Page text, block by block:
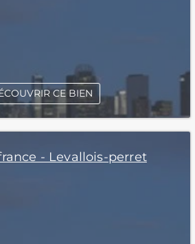
CE BIEN
- Levallois-perret